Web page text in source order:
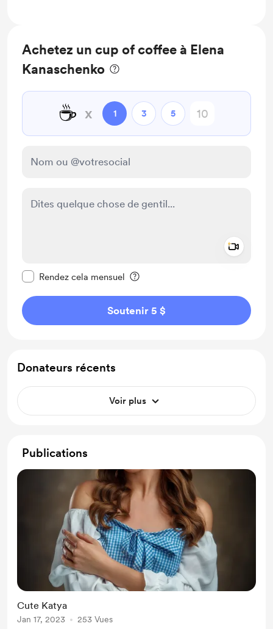
Achetez un cup of coffee à Elena
Kanaschenko
☕ x 1 3 5
Rendez cela mensuel
Soutenir 5 $
Donateurs récents
Voir plus
Publications
Cute Katya
Jan 17, 2023 253 Vues